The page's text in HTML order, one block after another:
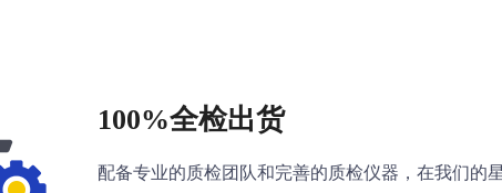
100%全检出货
配备专业的质检团队和完善的质检仪器，在我们的